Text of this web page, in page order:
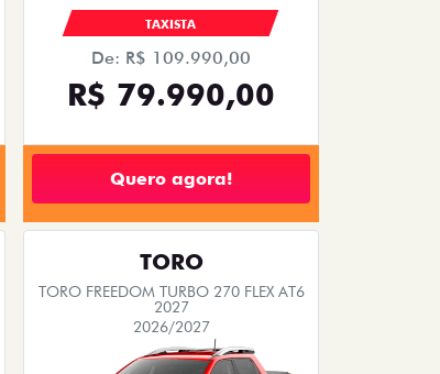
TAXISTA
De: R$ 109.990,00
R$ 79.990,00
Quero agora!
TORO
TORO FREEDOM TURBO 270 FLEX AT6
2027
2026/2027